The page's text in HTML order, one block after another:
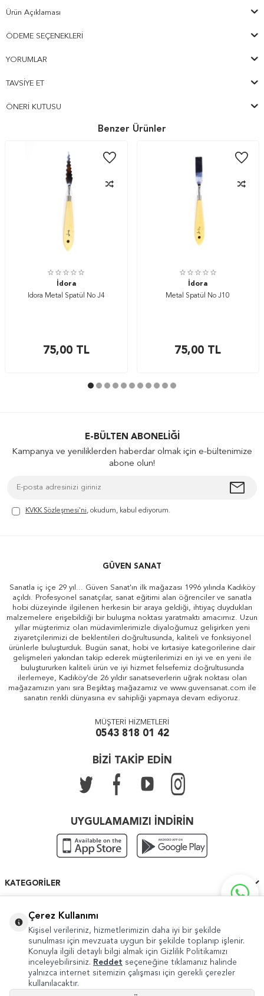
Ürün Açıklaması
ÖDEME SEÇENEKLERI
YORUMLAR
TAVSIYE ET
ÖNERI KUTUSU
Benzer Ürünler
İdora
İdora Metal Spatül No J4
75,00TL
İdora
Metal Spatül No J10
75,00 TL
E-BÜLTEN ABONELIĞI
Kampanya ve yeniliklerden haberdar olmak için e-bültenimize
abone olun!
KVKK Sözleşmesi'ni, okudum, kabul ediyorum.
GÜVEN SANAT
Sanatla iç içe 29 yıl... Güven Sanat'ın ilk mağazası 1996 yılında Kadıköy
açıldı. Profesyonel sanatçılar, sanat eğitimi alan öğrenciler ve sanatla
hobi düzeyinde ilgilenen herkesin bir araya geldiği, ihtiyaç duydukları
malzemelere erişebildiği bir buluşma noktası yaratmaktı amacımız. Uzun
yıllar müşterimiz olan müdavimlerimizle diyaloğumuz gelişirken yeni
ziyaretçilerimizi de beklentileri doğrultusunda, kaliteli ve fonksiyonel
ürünlerle buluşturduk. Bugün sanat, hobi ve kırtasiye kategorilerine dair
gelişmeleri yakından takip ederek müşterilerimizi en iyi ve en yeni ile
buluştururken kaliteli ürün ve iyi hizmet felsefemiz doğrultusunda
ilerlemeye, Kadıköy'de 26 yıldır sanatseverlerin uğrak noktası olan
mağazamızın yanı sıra Beşiktaş mağazamız ve www.guvensanat.com ile
sanatın renkli dünyasına ev sahipliği yapmaya devam ediyoruz.
MÜŞTERİ HİZMETLERİ
0543 818 01 42
BİZİ TAKİP EDİN
UYGULAMAMIZI İNDİRİN
KATEGORILER
HIZLI ERIŞIM
Çerez Kullanımı
Kişisel verileriniz, hizmetlerimizin daha iyi bir şekilde
sunulması için mevzuata uygun bir şekilde toplanıp işlenir.
Konuyla ilgili detaylı bilgi almak için Gizlilik Politikamızı
inceleyebilirsiniz. Reddet seçeneğine tıklamanız halinde
yalnızca internet sitemizin çalışması için gerekli çerezler
kullanılacaktır.